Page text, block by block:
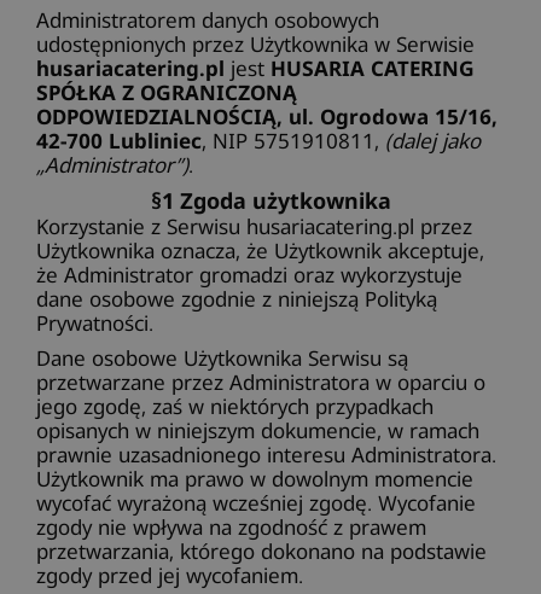
Administratorem danych osobowych
udostępnionych przez Użytkownika w Serwisie
husariacatering.pl jest HUSARIA CATERING
SPÓŁKA Z OGRANICZONĄ
ODPOWIEDZIALNOŚCIĄ, ul. Ogrodowa 15/16,
42-700 Lubliniec, NIP 5751910811, (dalej jako
„Administrator”).
§1 Zgoda użytkownika
Korzystanie z Serwisu husariacatering.pl przez
Użytkownika oznacza, że Użytkownik akceptuje,
że Administrator gromadzi oraz wykorzystuje
dane osobowe zgodnie z niniejszą Polityką
Prywatności.
Dane osobowe Użytkownika Serwisu są
przetwarzane przez Administratora w oparciu o
jego zgodę, zaś w niektórych przypadkach
opisanych w niniejszym dokumencie, w ramach
prawnie uzasadnionego interesu Administratora.
Użytkownik ma prawo w dowolnym momencie
wycofać wyrażoną wcześniej zgodę. Wycofanie
zgody nie wpływa na zgodność z prawem
przetwarzania, którego dokonano na podstawie
zgody przed jej wycofaniem.